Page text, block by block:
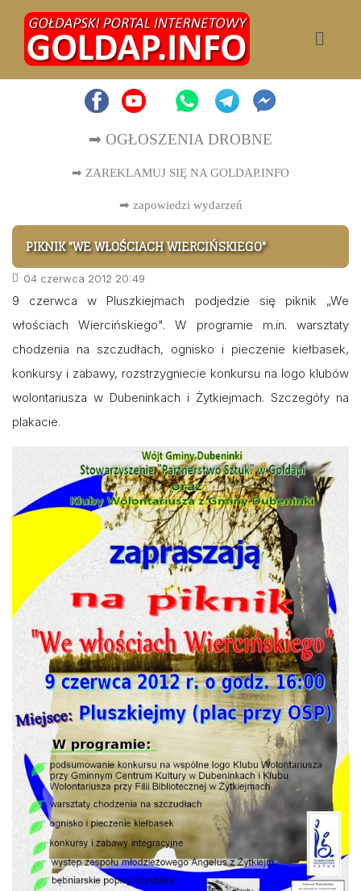
➡ OGŁOSZENIA DROBNE
➡ ZAREKLAMUJ SIĘ NA GOLDAP.INFO
➡ zapowiedzi wydarzeń
PIKNIK "WE WŁOŚCIACH WIERCIŃSKIEGO"
04 czerwca 2012 20:49
9 czerwca w Pluszkiejmach podjedzie się piknik „We
włościach Wiercińskiego". W programie m.in. warsztaty
chodzenia na szczudłach, ognisko i pieczenie kiełbasek,
konkursy i zabawy, rozstrzygniecie konkursu na logo klubów
wolontariusza w Dubeninkach i Żytkiejmach. Szczegóły na
plakacie.